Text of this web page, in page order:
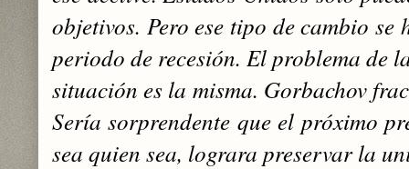
objetivos. Pero ‎ese tipo de cambio
periodo de recesión. ‎El problema de
situación es la misma. Gorbachov
Sería sorprendente que el próximo
sea quien sea, ‎lograra preservar la